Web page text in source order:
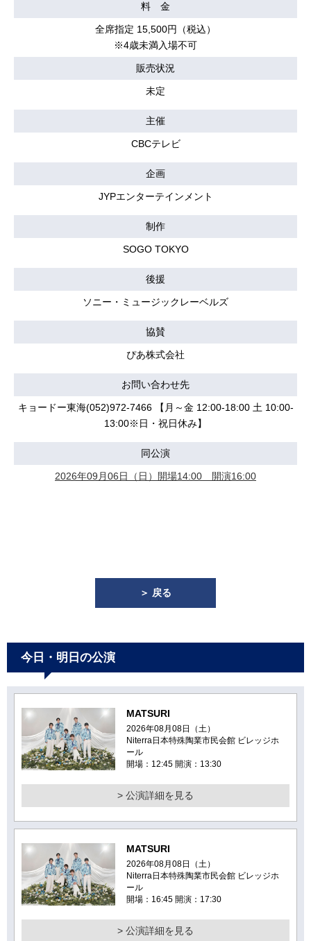
料 金
全席指定 15,500円（税込）
※4歳未満入場不可
販売状況
未定
主催
CBCテレビ
企画
JYPエンターテインメント
制作
SOGO TOKYO
後援
ソニー・ミュージックレーベルズ
協賛
ぴあ株式会社
お問い合わせ先
キョードー東海(052)972-7466 【月～金 12:00-18:00 土 10:00-
13:00※日・祝日休み】
同公演
2026年09月06日（日）開場14:00 開演16:00
＞ 戻る
今日・明日の公演
MATSURI
2026年08月08日（土）
Niterra日本特殊陶業市民会館 ビレッジホ
ール
開場：12:45 開演：13:30
> 公演詳細を見る
MATSURI
2026年08月08日（土）
Niterra日本特殊陶業市民会館 ビレッジホ
ール
開場：16:45 開演：17:30
> 公演詳細を見る